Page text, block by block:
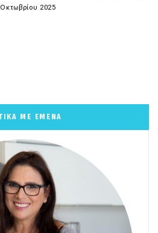
2025
ΜΕ ΕΜΕΝΑ